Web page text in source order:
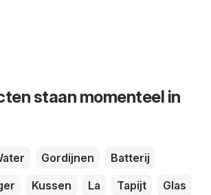
staan momenteel in
Gordijnen
Batterij
Kussen La Tapijt
Glas